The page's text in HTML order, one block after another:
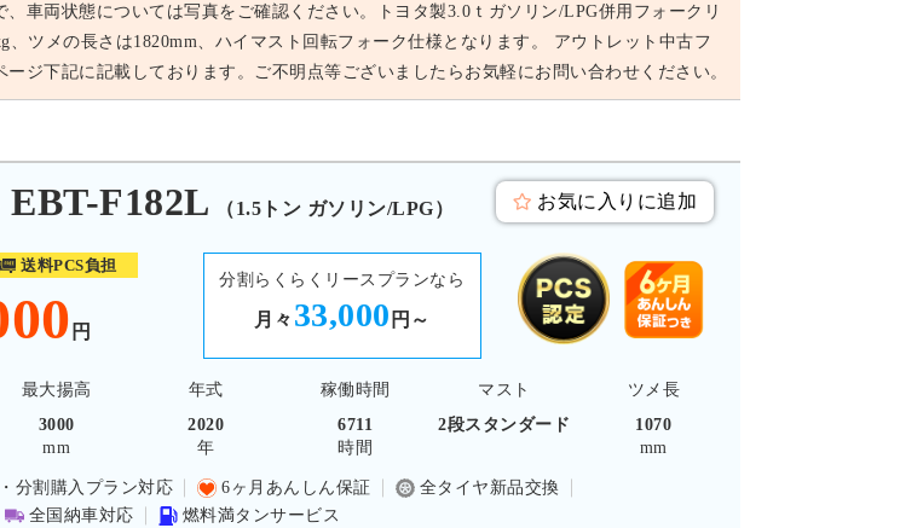
車両状態については写真をご確認ください。トヨタ製3.0ｔガソリン/LPG併用フォークリ
、ツメの長さは1820mm、ハイマスト回転フォーク仕様となります。 アウトレット中古フ
ジ下記に記載しております。ご不明点等ございましたらお気軽にお問い合わせください。
F182L （1.5トン ガソリン/LPG） お気に入りに追加
送料PCS負担
円
分割らくらくリースプランなら
月々 33,000 円～
最大揚高 年式 稼働時間 マスト
ツメ長
3000
mm
2020
年
6711
時間
2段スタンダード
1070
mm
分割購入プラン対応 6ヶ月あんしん保証
全タイヤ新品交換
全国納車対応 燃料満タンサービス